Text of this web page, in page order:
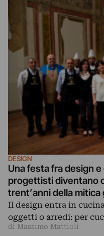
DESIGN
Una festa fra design
progettisti diventano
trent’anni della
ecco le immagini
Il design entra in
oggetti o arredi: per
di Massimo Mattioli